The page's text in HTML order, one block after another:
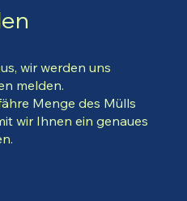
wir werden uns
melden.
Menge des Mülls
wir Ihnen ein genaues